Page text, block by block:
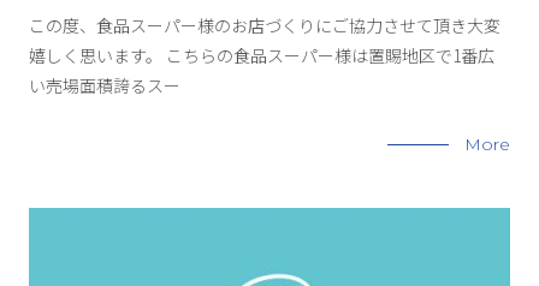
この度、食品スーパー様のお店づくりにご協力させて頂き大変
嬉しく思います。 こちらの食品スーパー様は置賜地区で1番広
い売場面積誇るスー
More